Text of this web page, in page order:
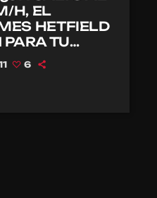
H, EL
HETFIELD
TU
6